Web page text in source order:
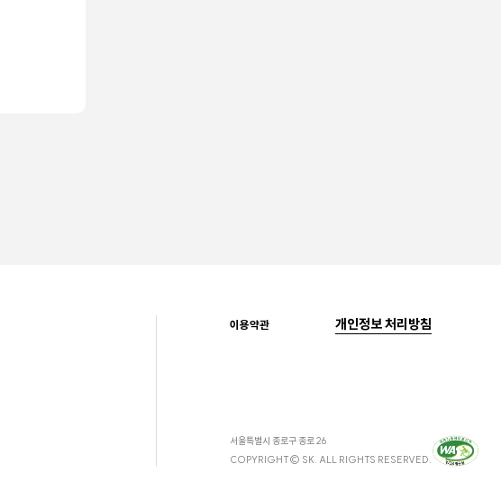
이용약관 개인정보 처리방침
서울특별시 종로구 종로 26
COPYRIGHT© SK. ALL RIGHTS RESERVED.